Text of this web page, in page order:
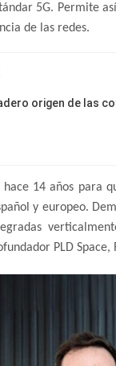
5G. Permite
de las redes.
origen de las
hace 14 años
y europeo.
PLD Space,